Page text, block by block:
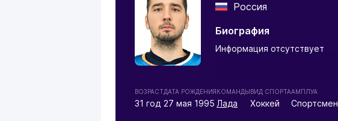
Россия
Биография
Информация отсутствует
ВОЗРАСТ
31 год
ДАТА РОЖДЕНИЯ
27 мая 1995
КОМАНДЫ
Лада
ВИД СПОРТА
Хоккей
АМПЛУА
Спортсмен